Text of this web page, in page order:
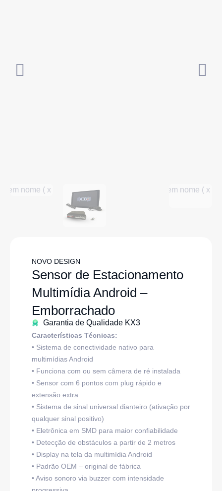
NOVO DESIGN
Sensor de Estacionamento
Multimídia Android –
Emborrachado
Garantia de Qualidade KX3
Características Técnicas:
• Sistema de conectividade nativo para
multimídias Android
• Funciona com ou sem câmera de ré instalada
• Sensor com 6 pontos com plug rápido e
extensão extra
• Sistema de sinal universal dianteiro (ativação por
qualquer sinal positivo)
• Eletrônica em SMD para maior confiabilidade
• Detecção de obstáculos a partir de 2 metros
• Display na tela da multimídia Android
• Padrão OEM – original de fábrica
• Aviso sonoro via buzzer com intensidade